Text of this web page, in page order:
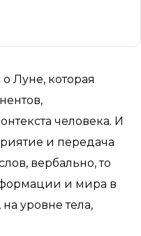
о Луне, которая
человека. И
и передача
вербально, то
и мира в
уровне тела,